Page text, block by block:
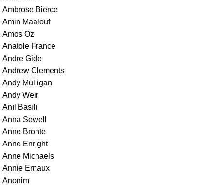
Ambrose Bierce
Amin Maalouf
Amos Oz
Anatole France
Andre Gide
Andrew Clements
Andy Mulligan
Andy Weir
Anıl Basılı
Anna Sewell
Anne Bronte
Anne Enright
Anne Michaels
Annie Ernaux
Anonim